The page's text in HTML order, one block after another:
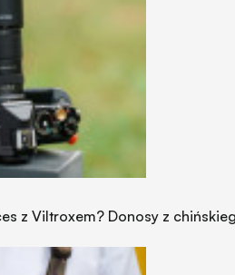
z Viltroxem? Donosy z